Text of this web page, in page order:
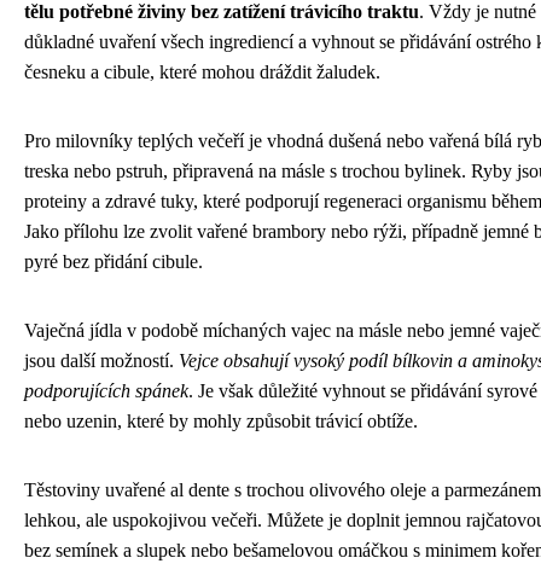
tělu potřebné živiny bez zatížení trávicího traktu. Vždy je nutné
důkladné uvaření všech ingrediencí a vyhnout se přidávání ostrého
česneku a cibule, které mohou dráždit žaludek.
Pro milovníky teplých večeří je vhodná dušená nebo vařená bílá
treska nebo pstruh, připravená na másle s trochou bylinek. Ryby
proteiny a zdravé tuky, které podporují regeneraci organismu
Jako přílohu lze zvolit vařené brambory nebo rýži, případně jemné
pyré bez přidání cibule.
Vaječná jídla v podobě míchaných vajec na másle nebo jemné
jsou další možností. Vejce obsahují vysoký podíl bílkovin a
podporujících spánek. Je však důležité vyhnout se přidávání
nebo uzenin, které by mohly způsobit trávicí obtíže.
Těstoviny uvařené al dente s trochou olivového oleje a
lehkou, ale uspokojivou večeři. Můžete je doplnit jemnou
bez semínek a slupek nebo bešamelovou omáčkou s minimem